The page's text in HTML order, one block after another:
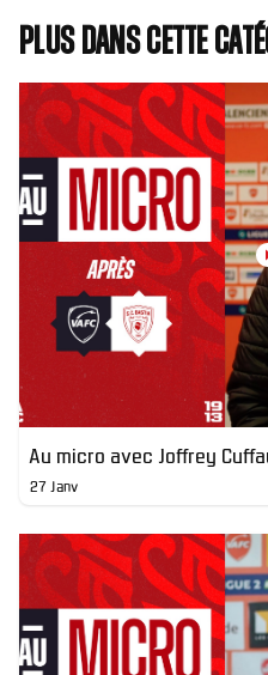
Plus dans cette
Au micro avec Joffrey
27 Janv